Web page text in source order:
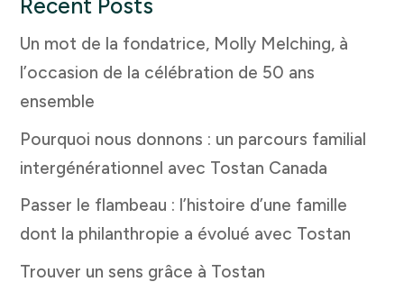
Recent Posts
Un mot de la fondatrice, Molly Melching, à
l’occasion de la célébration de 50 ans
ensemble
Pourquoi nous donnons : un parcours familial
intergénérationnel avec Tostan Canada
Passer le flambeau : l’histoire d’une famille
dont la philanthropie a évolué avec Tostan
Trouver un sens grâce à Tostan